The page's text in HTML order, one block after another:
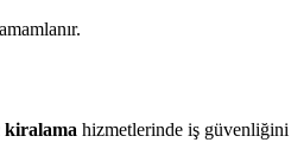
kiralama hizmetlerinde iş